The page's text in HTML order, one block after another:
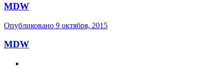
MDW
Опубликовано 9 октября, 2015
MDW